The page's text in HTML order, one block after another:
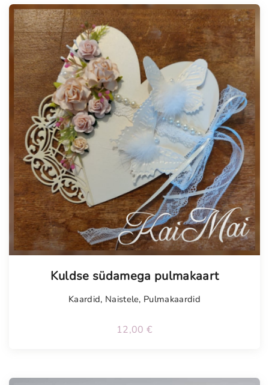
Kuldse südamega pulmakaart
Kaardid, Naistele, Pulmakaardid
12,00 €